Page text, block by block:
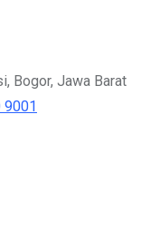
Bogor, Jawa Barat